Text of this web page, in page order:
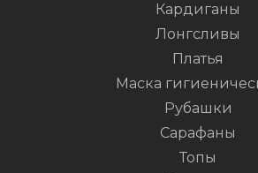
Кардиганы
Лонгсливы
Платья
Маска
Рубашки
Сарафаны
Топы